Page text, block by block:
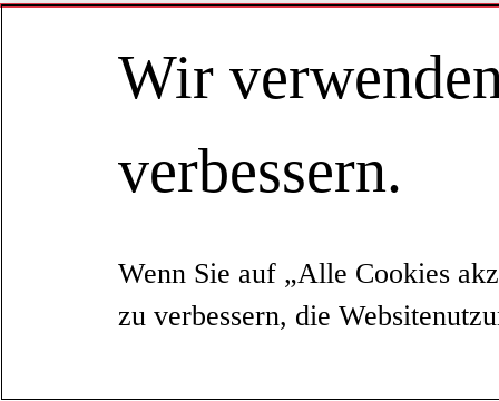
Wir
verbessern.
Wenn Sie auf „Alle Cookies
zu verbessern, die